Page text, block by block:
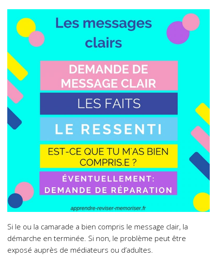
Si le ou la camarade a bien compris le message clair, la
démarche en terminée. Si non, le problème peut être
exposé auprès de médiateurs ou d’adultes.